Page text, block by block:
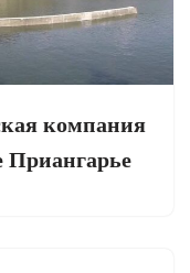
компания